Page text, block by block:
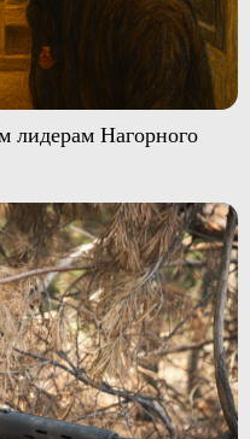
лидерам Нагорного